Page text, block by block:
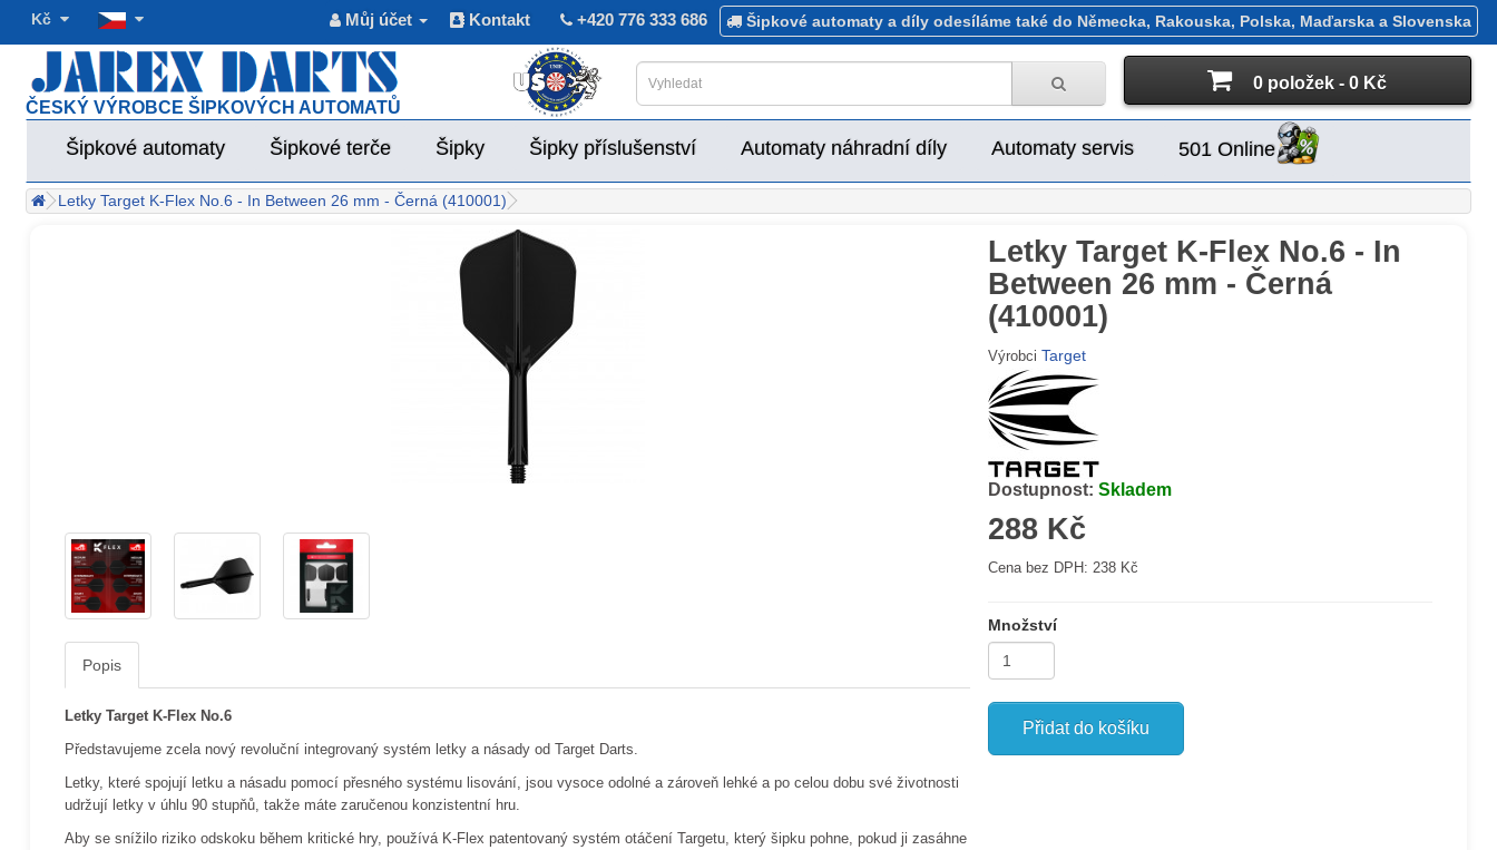
Kč Šipkové automaty a díly odesíláme také do Německa, Rakouska, Polska, Maďarska a Slovenska
Můj účet Kontakt +420 776 333 686
ČESKÝ VÝROBCE ŠIPKOVÝCH AUTOMATŮ
0 položek - 0 Kč
Šipkové automaty Šipkové terče Šipky Šipky příslušenství Automaty náhradní díly Automaty servis 501 Online
Letky Target K-Flex No.6 - In Between 26 mm - Černá (410001)
Popis
Letky Target K-Flex No.6
Představujeme zcela nový revoluční integrovaný systém letky a násady od Target Darts.
Letky, které spojují letku a násadu pomocí přesného systému lisování, jsou vysoce odolné a zároveň lehké a po celou dobu své životnosti
udržují letky v úhlu 90 stupňů, takže máte zaručenou konzistentní hru.
Aby se snížilo riziko odskoku během kritické hry, používá K-Flex patentovaný systém otáčení Targetu, který šipku pohne, pokud ji zasáhne
Letky Target K-Flex No.6 - In
Between 26 mm - Černá
(410001)
VýrobciTarget
Dostupnost:Skladem
288 Kč
Cena bez DPH: 238 Kč
Množství
Přidat do košíku